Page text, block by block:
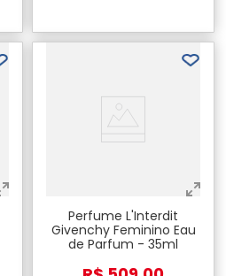
Perfume L'Interdit
Givenchy Feminino Eau
de Parfum - 35ml